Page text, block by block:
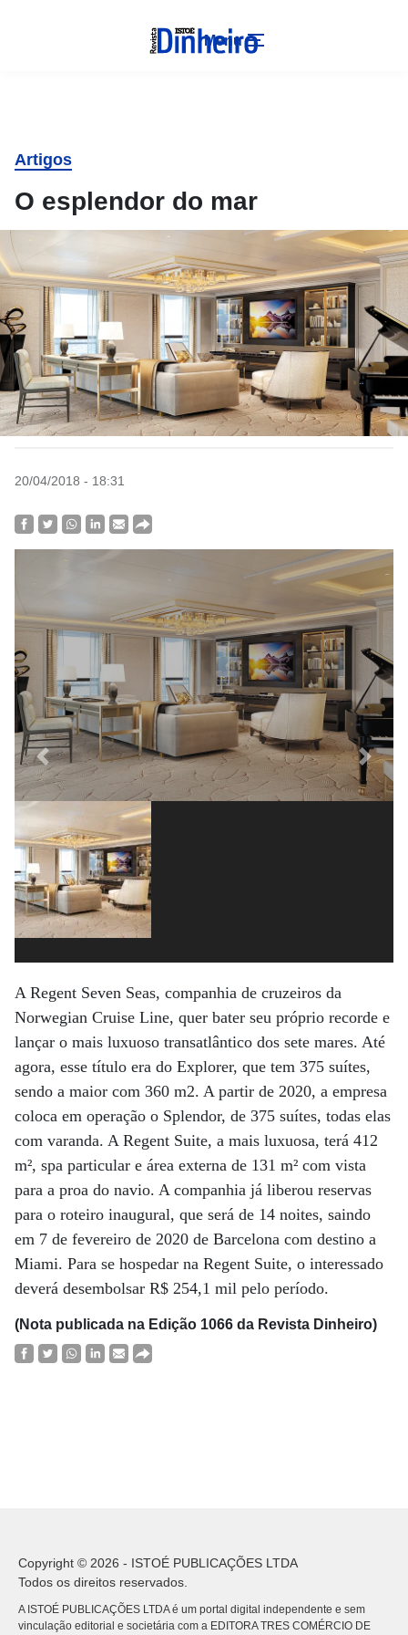
Menu
Artigos
O esplendor do mar
20/04/2018 - 18:31
Previous Next
A Regent Seven Seas, companhia de cruzeiros da
Norwegian Cruise Line, quer bater seu próprio recorde e
lançar o mais luxuoso transatlântico dos sete mares. Até
agora, esse título era do Explorer, que tem 375 suítes,
sendo a maior com 360 m2. A partir de 2020, a empresa
coloca em operação o Splendor, de 375 suítes, todas elas
com varanda. A Regent Suite, a mais luxuosa, terá 412
m², spa particular e área externa de 131 m² com vista
para a proa do navio. A companhia já liberou reservas
para o roteiro inaugural, que será de 14 noites, saindo
em 7 de fevereiro de 2020 de Barcelona com destino a
Miami. Para se hospedar na Regent Suite, o interessado
deverá desembolsar R$ 254,1 mil pelo período.
(Nota publicada na Edição 1066 da Revista Dinheiro)
Copyright © 2026 - ISTOÉ PUBLICAÇÕES LTDA
Todos os direitos reservados.
A ISTOÉ PUBLICAÇÕES LTDA é um portal digital independente e sem
vinculação editorial e societária com a EDITORA TRES COMÉRCIO DE